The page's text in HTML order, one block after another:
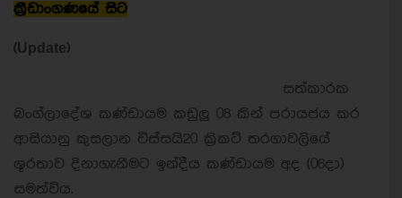
ක්‍රීඩාංගණයේ සිට
(Update)
සත්කාරක
බංග්ලාදේශ කණ්ඩායම කඩුලු 08 කින් පරායජය කර
ආසියානු කුසලාන විස්සයි20 ක්‍රිකට් තරගාවලියේ
ශූරතාව දිනාගැනීමට ඉන්දීය කණ්ඩායම අද (06දා)
සමත්විය.